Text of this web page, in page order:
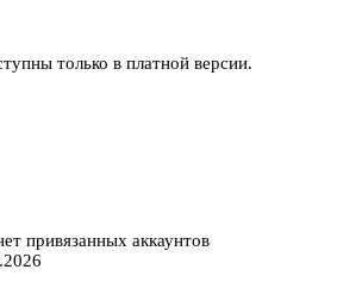
только в платной версии.
привязанных аккаунтов